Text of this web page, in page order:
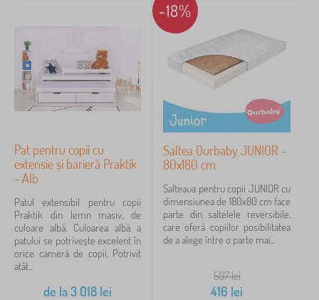
n
r
u
i
i
i
p
r
u
b
e
l
u
ș
✓
Reduceri
423
Noutăți
99
Mărci
FILTRARE
Pat pentru copii cu
extensie și barieră Praktik
- Alb
Patul extensibil pentru copii
Praktik din lemn masiv, de
culoare albă. Culoarea albă a
patului se potrivește excelent în
orice cameră de copii. Potrivit
atât...
de la3 018 lei
-18%
Saltea Ourbaby JUNIOR -
80x180 cm
Salteaua pentru copii JUNIOR cu
dimensiunea de 180x80 cm face
parte din saltelele reversibile,
care oferă copiilor posibilitatea
de a alege între o parte mai...
507lei
416 lei